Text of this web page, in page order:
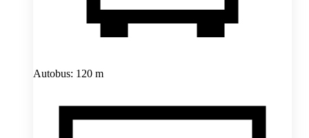
Autobus: 120 m